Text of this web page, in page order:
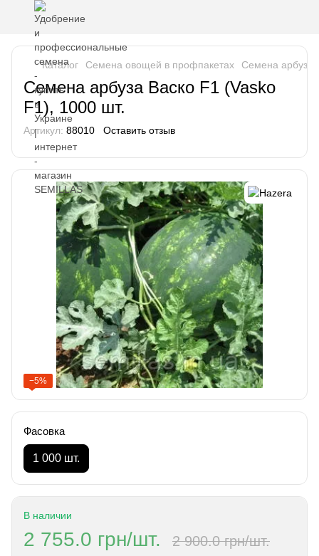
Каталог Семена овощей в профпакетах Семена арбуза
Семена арбуза Васко F1 (Vasko
F1), 1000 шт.
Артикул: 88010 Оставить отзыв
−5%
Фасовка
1 000 шт.
В наличии
2 755.0 грн/шт. 2 900.0 грн/шт.